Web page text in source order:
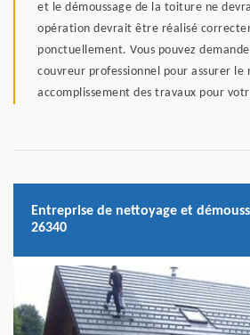
et le démoussage de la toiture ne
opération devrait être réalisé
ponctuellement. Vous pouvez
couvreur professionnel pour assurer le
accomplissement des travaux pour
Entreprise de nettoyage et
26340